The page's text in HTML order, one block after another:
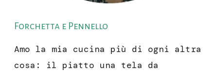
Forchetta e Pennello
Amo la mia cucina più di ogni altra
cosa: il piatto una tela da